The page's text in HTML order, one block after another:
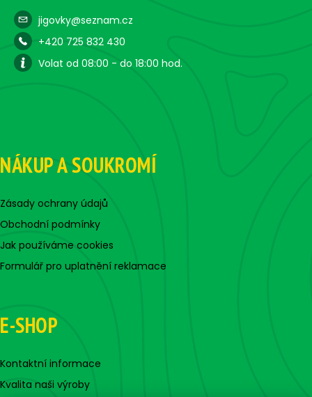
jigovky@seznam.cz
+420 725 832 430
Volat od 08:00 - do 18:00 hod.
NÁKUP A SOUKROMÍ
Zásady ochrany údajů
Obchodní podmínky
Jak používáme cookies
Formulář pro uplatnění reklamace
E-SHOP
Kontaktní informace
Kvalita naši výroby